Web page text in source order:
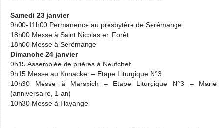
Samedi 23 janvier
9h00-11h00 Permanence au presbytère de Serémange
18h00 Messe à Saint Nicolas en Forêt
18h00 Messe à Serémange
Dimanche 24 janvier
9h15 Assemblée de prières à Neufchef
9h15 Messe au Konacker – Etape Liturgique N°3
10h30 Messe à Marspich – Etape Liturgique N°3 – Marie
(anniversaire, 1 an)
10h30 Messe à Hayange